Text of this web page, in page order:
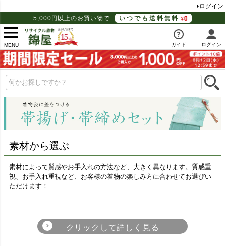
ログイン
5,000円以上のお買い物で
いつでも送料無料
MENU ガイド ログイン
素材から選ぶ
素材によって質感やお手入れの方法など、大きく異なります。質感重
視、お手入れ重視など、お客様の着物の楽しみ方に合わせてお選びい
ただけます！